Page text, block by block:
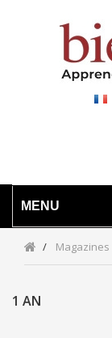
MENU
Magazines
1 AN